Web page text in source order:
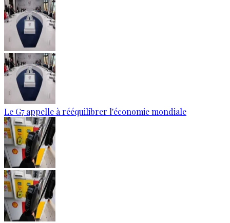
Le G7 appelle à rééquilibrer l'économie mondiale